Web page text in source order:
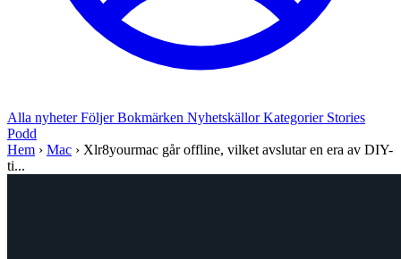
Alla nyheterFöljerBokmärken NyhetskällorKategorier Stories
Podd
Hem › Mac › Xlr8yourmac går offline, vilket avslutar en era av DIY-
ti...